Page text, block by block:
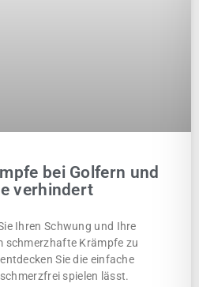
bei Golfern und
verhindert
Ihren Schwung und Ihre
schmerzhafte Krämpfe zu
Sie die einfache
spielen lässt.